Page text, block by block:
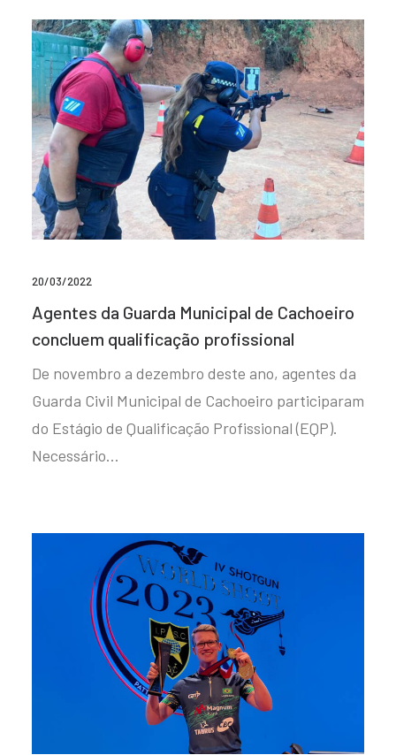
20/03/2022
Agentes da Guarda Municipal de Cachoeiro
concluem qualificação profissional
De novembro a dezembro deste ano, agentes da
Guarda Civil Municipal de Cachoeiro participaram
do Estágio de Qualificação Profissional (EQP).
Necessário…